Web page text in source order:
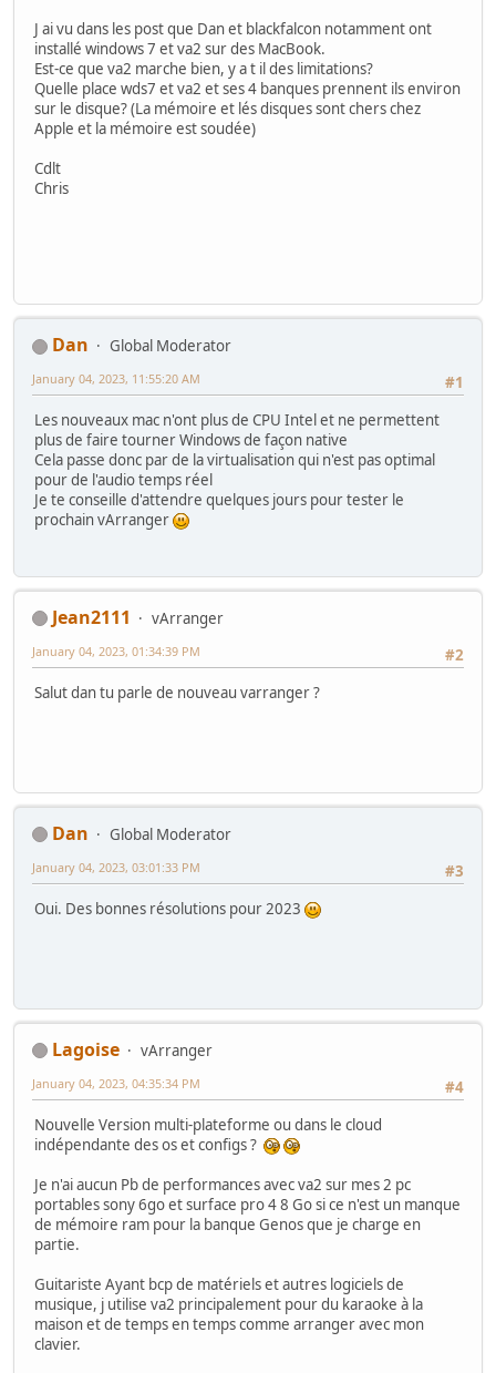
J ai vu dans les post que Dan et blackfalcon notamment ont
installé windows 7 et va2 sur des MacBook.
Est-ce que va2 marche bien, y a t il des limitations?
Quelle place wds7 et va2 et ses 4 banques prennent ils environ
sur le disque? (La mémoire et lés disques sont chers chez
Apple et la mémoire est soudée)
Cdlt
Chris
Dan
Global Moderator
#1
January 04, 2023, 11:55:20 AM
Les nouveaux mac n'ont plus de CPU Intel et ne permettent
plus de faire tourner Windows de façon native
Cela passe donc par de la virtualisation qui n'est pas optimal
pour de l'audio temps réel
Je te conseille d'attendre quelques jours pour tester le
prochain vArranger
Jean2111
vArranger
#2
January 04, 2023, 01:34:39 PM
Salut dan tu parle de nouveau varranger ?
Dan
Global Moderator
#3
January 04, 2023, 03:01:33 PM
Oui. Des bonnes résolutions pour 2023
Lagoise
vArranger
#4
January 04, 2023, 04:35:34 PM
Nouvelle Version multi-plateforme ou dans le cloud
indépendante des os et configs ?
Je n'ai aucun Pb de performances avec va2 sur mes 2 pc
portables sony 6go et surface pro 4 8 Go si ce n'est un manque
de mémoire ram pour la banque Genos que je charge en
partie.
Guitariste Ayant bcp de matériels et autres logiciels de
musique, j utilise va2 principalement pour du karaoke à la
maison et de temps en temps comme arranger avec mon
clavier.